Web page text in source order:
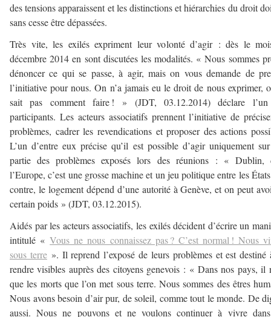
des tensions apparaissent et les distinctions et hiérarchies du droit
sans cesse être dépassées.
Très vite, les exilés expriment leur volonté d’agir : dès le
décembre 2014 en sont discutées les modalités. « Nous sommes
dénoncer ce qui se passe, à agir, mais on vous demande de
l’initiative pour nous. On n’a jamais eu le droit de nous exprimer,
sait pas comment faire ! » (JDT, 03.12.2014) déclare
participants. Les acteurs associatifs prennent l’initiative de
problèmes, cadrer les revendications et proposer des actions
L’un d’entre eux précise qu’il est possible d’agir uniquement
partie des problèmes exposés lors des réunions : « Dublin,
l’Europe, c’est une grosse machine et un jeu politique entre les
contre, le logement dépend d’une autorité à Genève, et on peut
certain poids » (JDT, 03.12.2015).
Aidés par les acteurs associatifs, les exilés décident d’écrire un
intitulé «Vous ne nous connaissez pas ? C’est normal ! Nous
sous terre». Il reprend l’exposé de leurs problèmes et est destiné
rendre visibles auprès des citoyens genevois : « Dans nos pays, il
que les morts que l’on met sous terre. Nous sommes des êtres
Nous avons besoin d’air pur, de soleil, comme tout le monde. De
aussi. Nous ne pouvons et ne voulons continuer à vivre